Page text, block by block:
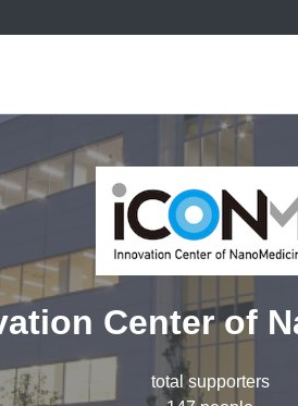
Center of
total supporters